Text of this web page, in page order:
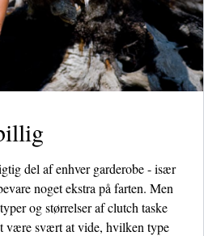
del af enhver garderobe - især
noget ekstra på farten. Men
og størrelser af clutch taske
være svært at vide, hvilken type